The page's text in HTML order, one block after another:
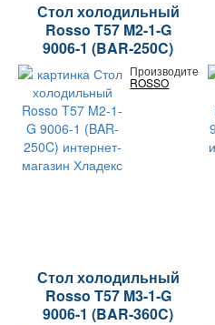
Стол холодильный
Rosso T57 M2-1-G
9006-1 (BAR-250C)
Производитель:
ROSSO
Стол холодильный
Rosso T57 M3-1-G
9006-1 (BAR-360C)